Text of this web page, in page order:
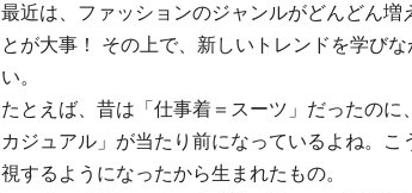
最近は、ファッションのジャンルがどんどん増
とが大事！ その上で、新しいトレンドを学び
い。
たとえば、昔は「仕事着＝スーツ」だったの
カジュアル」が当たり前になっているよね。
視するようになったから生まれたもの。